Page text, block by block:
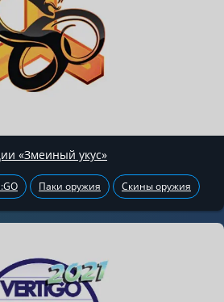
«Змеиный укус»
Паки оружия Скины оружия